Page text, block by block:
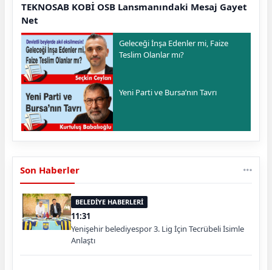
TEKNOSAB KOBİ OSB Lansmanındaki Mesaj Gayet
Net
Geleceği İnşa Edenler mi, Faize
Teslim Olanlar mı?
Yeni Parti ve Bursa’nın Tavrı
Son Haberler
BELEDİYE HABERLERİ
11:31
Yenişehir belediyespor 3. Lig İçin Tecrübeli İsimle
Anlaştı